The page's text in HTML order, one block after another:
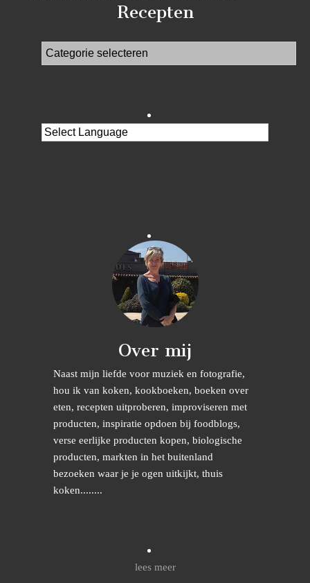
Recepten
Over mij
Naast mijn liefde voor muziek en fotografie,
hou ik van koken, kookboeken, boeken over
eten, recepten uitproberen, improviseren met
producten, inspiratie opdoen bij foodblogs,
verse eerlijke producten kopen, biologische
producten, markten in het buitenland
bezoeken waar je je ogen uitkijkt, thuis
koken........
lees meer